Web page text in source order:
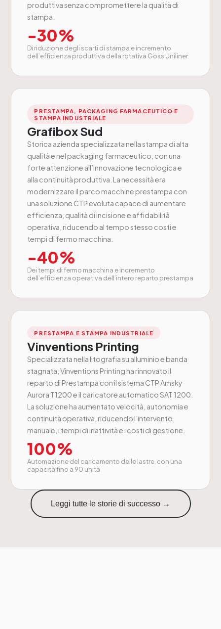
produttiva senza compromettere la qualità di
stampa.
-30%
Di riduzione degli scarti di stampa e incremento
dell’efficienza produttiva della rotativa Goss Uniliner.
PRESTAMPA, PACKAGING FARMACEUTICO E
STAMPA INDUSTRIALE
Grafibox Sud
Storica azienda specializzata nella stampa di alta
qualità e nel packaging farmaceutico, con una
forte attenzione all’innovazione tecnologica e
alla continuità produttiva. La necessità era
modernizzare il parco macchine prestampa con
una soluzione CTP evoluta capace di aumentare
efficienza, qualità di incisione e affidabilità
operativa, riducendo al tempo stesso costi e
tempi di fermo macchina.
-40%
Dei tempi di fermo macchina e incremento
dell’efficienza operativa dell’intero reparto prestampa
PRESTAMPA E STAMPA INDUSTRIALE
Vinventions Printing
Specializzata nella litografia su alluminio e banda
stagnata, Vinventions Printing ha rinnovato il
reparto di Prestampa con il sistema CTP Amsky
Aurora T1200 e il caricatore automatico SAT 1200.
La soluzione ha aumentato velocità, autonomia e
continuità operativa, riducendo l’intervento
manuale, i tempi di inattività e i costi di gestione.
100%
Automazione del caricamento delle lastre, con una
capacità fino a 90 unità
Leggi tutte le storie di successo →